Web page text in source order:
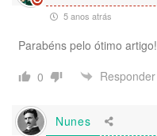
5 anos atrás
Parabéns pelo ótimo artigo!
0
Responder
Nunes